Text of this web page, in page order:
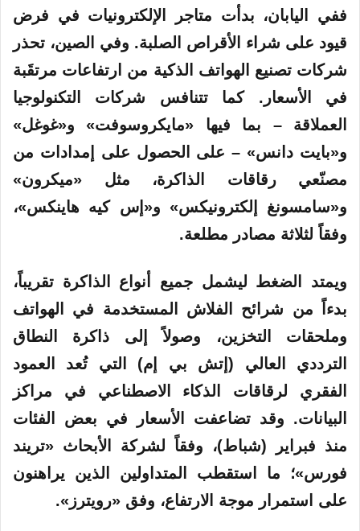
ففي اليابان، بدأت متاجر الإلكترونيات في فرض
قيود على شراء الأقراص الصلبة. وفي الصين، تحذر
شركات تصنيع الهواتف الذكية من ارتفاعات مرتقَبة
في الأسعار. كما تتنافس شركات التكنولوجيا
العملاقة – بما فيها «مايكروسوفت» و«غوغل»
و«بايت دانس» – على الحصول على إمدادات من
مصنّعي رقاقات الذاكرة، مثل «ميكرون»
و«سامسونغ إلكترونيكس» و«إس كيه هاينكس»،
وفقاً لثلاثة مصادر مطلعة.
ويمتد الضغط ليشمل جميع أنواع الذاكرة تقريباً،
بدءاً من شرائح الفلاش المستخدمة في الهواتف
وملحقات التخزين، وصولاً إلى ذاكرة النطاق
الترددي العالي (إتش بي إم) التي تُعد العمود
الفقري لرقاقات الذكاء الاصطناعي في مراكز
البيانات. وقد تضاعفت الأسعار في بعض الفئات
منذ فبراير (شباط)، وفقاً لشركة الأبحاث «تريند
فورس»؛ ما استقطب المتداولين الذين يراهنون
على استمرار موجة الارتفاع، وفق «رويترز».